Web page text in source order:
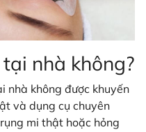
nhà không?
nhà không được khuyến
và dụng cụ chuyên
mi thật hoặc hỏng